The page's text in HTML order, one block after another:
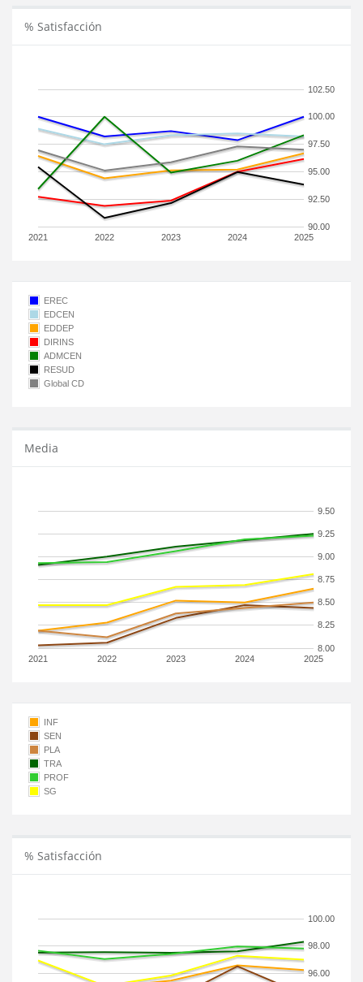
% Satisfacción
2021 2022 2023 2024 2025
90.00
92.50
95.00
97.50
100.00
102.50
EREC
EDCEN
EDDEP
DIRINS
ADMCEN
RESUD
Global CD
Media
2021 2022 2023 2024 2025
8.00
8.25
8.50
8.75
9.00
9.25
9.50
INF
SEN
PLA
TRA
PROF
SG
% Satisfacción
96.00
98.00
100.00